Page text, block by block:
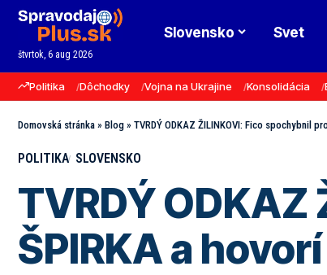
štvrtok, 6 aug 2026
Slovensko Svet
Politika Dôchodky Vojna na Ukrajine Konsolidácia
Domovská stránka » Blog » TVRDÝ ODKAZ ŽILINKOVI: Fico spochybnil
POLITIKA SLOVENSKO
TVRDÝ
ŠPIRKA a